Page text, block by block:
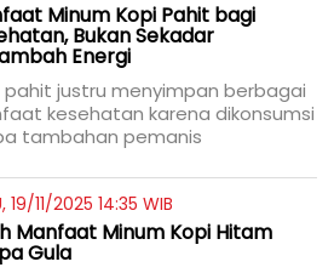
Minum Kopi Pahit bagi
Bukan Sekadar
Energi
pahit justru menyimpan berbagai
kesehatan karena dikonsumsi
tambahan pemanis
19/11/2025 14:35 WIB
Manfaat Minum Kopi Hitam
Gula